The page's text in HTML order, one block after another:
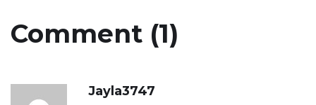
Comment (1)
Jayla3747